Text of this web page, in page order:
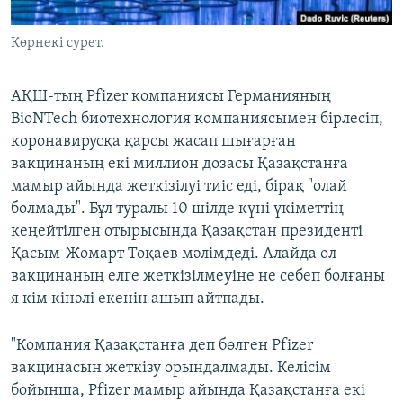
Басқа тілдерде
Көрнекі сурет.
АҚШ-тың Pfizer компаниясы Германияның
BioNTech биотехнология компаниясымен бірлесіп,
коронавирусқа қарсы жасап шығарған
вакцинаның екі миллион дозасы Қазақстанға
мамыр айында жеткізілуі тиіс еді, бірақ "олай
болмады". Бұл туралы 10 шілде күні үкіметтің
кеңейтілген отырысында Қазақстан президенті
Қасым-Жомарт Тоқаев мәлімдеді. Алайда ол
вакцинаның елге жеткізілмеуіне не себеп болғаны
я кім кінәлі екенін ашып айтпады.
"Компания Қазақстанға деп бөлген Pfizer
вакцинасын жеткізу орындалмады. Келісім
бойынша, Pfizer мамыр айында Қазақстанға екі